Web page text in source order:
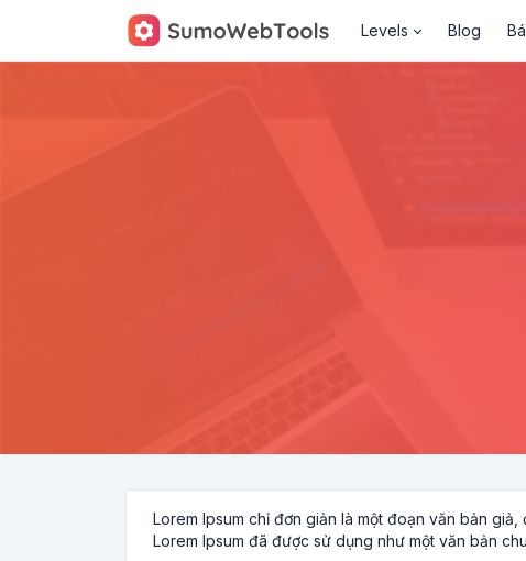
Levels Blog
Lorem Ipsum chỉ đơn giản là một đoạn văn bản
Lorem Ipsum đã được sử dụng như một văn bản